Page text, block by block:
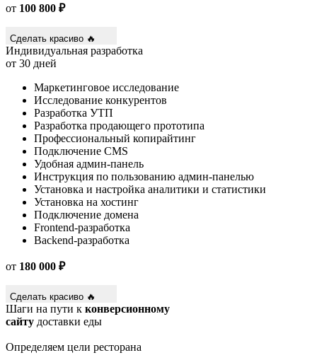
от 100 800 ₽
Сделать красиво 🔥
Индивидуальная разработка
от 30 дней
Маркетинговое исследование
Исследование конкурентов
Разработка УТП
Разработка продающего прототипа
Профессиональный копирайтинг
Подключение CMS
Удобная админ-панель
Инструкция по пользованию админ-панелью
Установка и настройка аналитики и статистики
Установка на хостинг
Подключение домена
Frontend-разработка
Backend-разработка
от 180 000 ₽
Сделать красиво 🔥
Шаги на пути к конверсионному
сайту доставки еды
Определяем цели ресторана